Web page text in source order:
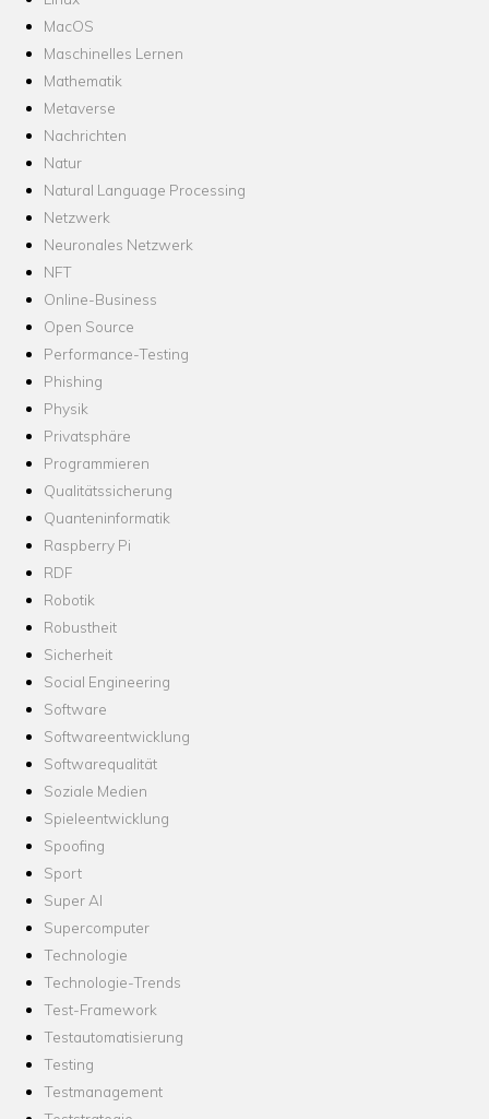
MacOS
Maschinelles Lernen
Mathematik
Metaverse
Nachrichten
Natur
Natural Language Processing
Netzwerk
Neuronales Netzwerk
NFT
Online-Business
Open Source
Performance-Testing
Phishing
Physik
Privatsphäre
Programmieren
Qualitätssicherung
Quanteninformatik
Raspberry Pi
RDF
Robotik
Robustheit
Sicherheit
Social Engineering
Software
Softwareentwicklung
Softwarequalität
Soziale Medien
Spieleentwicklung
Spoofing
Sport
Super AI
Supercomputer
Technologie
Technologie-Trends
Test-Framework
Testautomatisierung
Testing
Testmanagement